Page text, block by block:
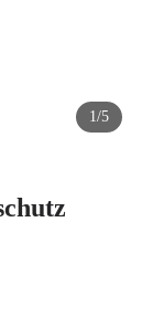
1/5